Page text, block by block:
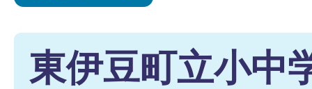
東伊豆町立小中